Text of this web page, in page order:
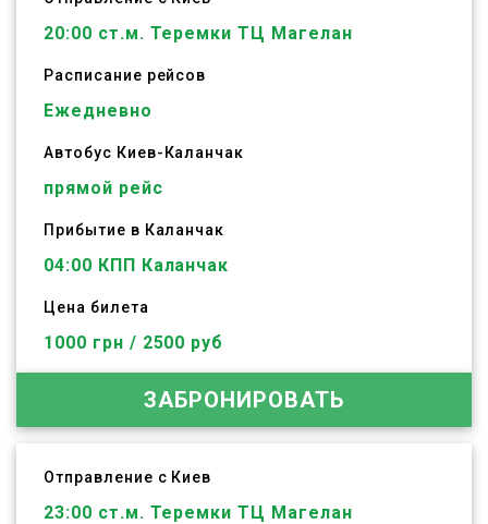
20:00 ст.м. Теремки ТЦ Магелан
Расписание рейсов
Ежедневно
Автобус Киев- Каланчак
прямой рейс
Прибытие в Каланчак
04:00 КПП Каланчак
Цена билета
1000 грн / 2500 руб
ЗАБРОНИРОВАТЬ
Отправление с Киев
23:00 ст.м. Теремки ТЦ Магелан